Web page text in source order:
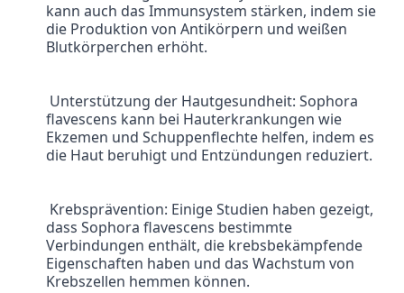
kann auch das Immunsystem stärken, indem sie
die Produktion von Antikörpern und weißen
Blutkörperchen erhöht.
flavescens kann bei Hauterkrankungen wie
Ekzemen und Schuppenflechte helfen, indem es
die Haut beruhigt und Entzündungen reduziert.
dass Sophora flavescens bestimmte
Verbindungen enthält, die krebsbekämpfende
Eigenschaften haben und das Wachstum von
Krebszellen hemmen können.